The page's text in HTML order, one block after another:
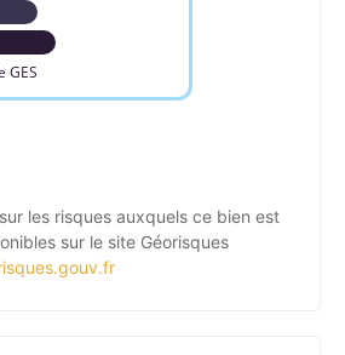
GES
les risques auxquels ce bien est
sur le site Géorisques